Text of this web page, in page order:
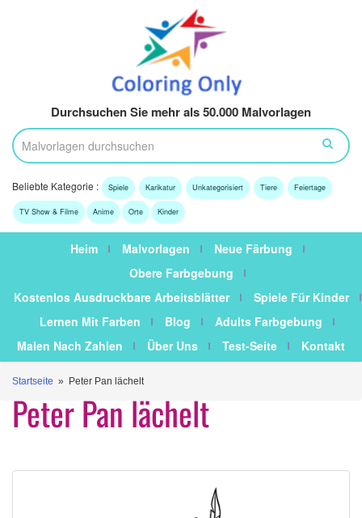
Durchsuchen Sie mehr als 50.000 Malvorlagen
Beliebte Kategorie : Spiele Karikatur Unkategorisiert Tiere Feiertage
TV Show & Filme Anime Orte Kinder
Heim Malvorlagen
Neue Färbung
Obere Farbgebung
Kostenlos Ausdruckbare Arbeitsblätter
Spiele Für Kinder
Lernen Mit Farben
Blog
Adults Farbgebung
Malen Nach Zahlen
Über Uns Test-Seite Kontakt
Startseite » Peter Pan lächelt
Peter Pan lächelt